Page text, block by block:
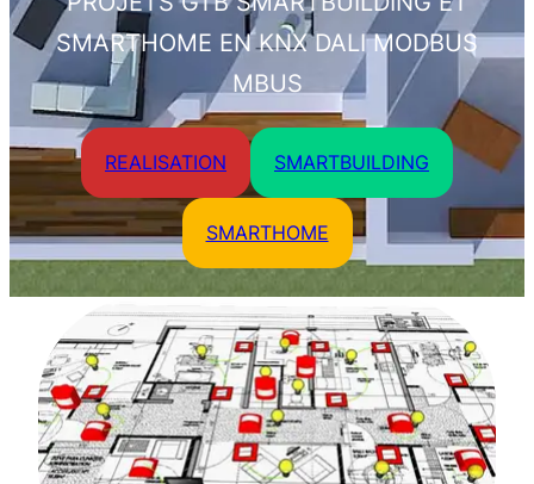
SMARTHOME EN KNX DALI MODBUS
MBUS
REALISATION SMARTBUILDING
SMARTHOME